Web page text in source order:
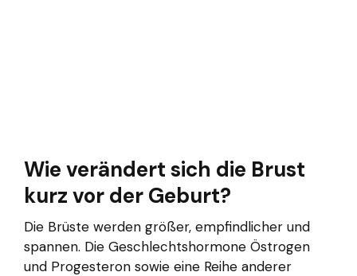
Wie verändert sich die Brust
kurz vor der Geburt?
Die Brüste werden größer, empfindlicher und
spannen. Die Geschlechtshormone Östrogen
und Progesteron sowie eine Reihe anderer